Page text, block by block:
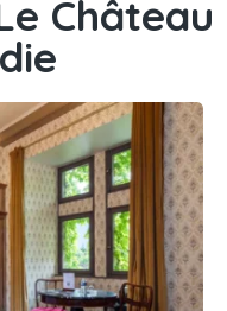
Château